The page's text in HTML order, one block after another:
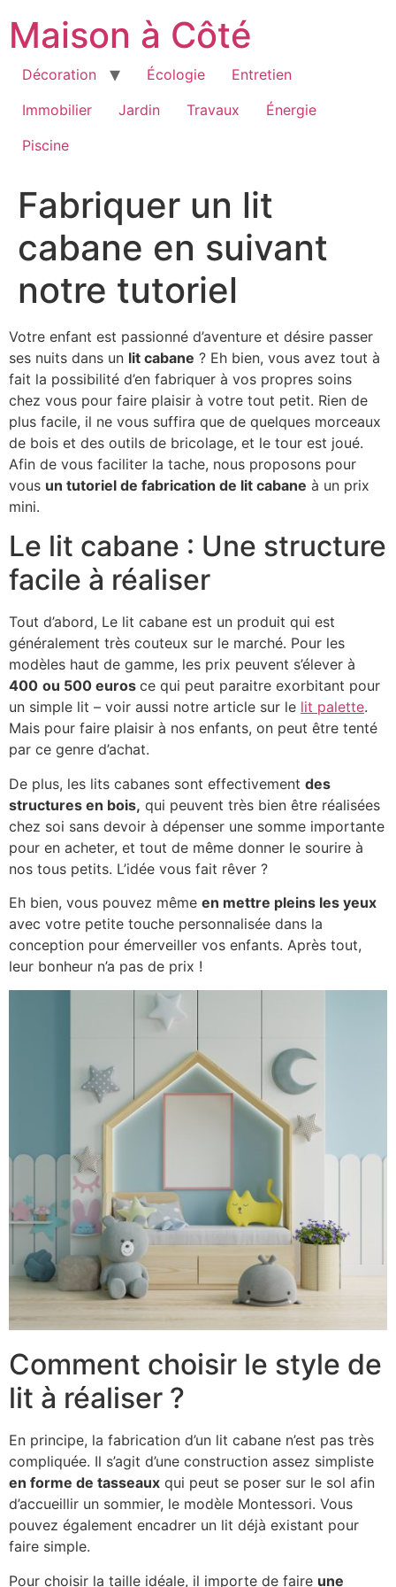
contenu
Maison à Côté
Décoration Écologie
Entretien
Immobilier
Jardin Travaux
Énergie
Piscine
Fabriquer un lit
cabane en suivant
notre tutoriel
Votre enfant est passionné d’aventure et désire passer
ses nuits dans un lit cabane ? Eh bien, vous avez tout à
fait la possibilité d’en fabriquer à vos propres soins
chez vous pour faire plaisir à votre tout petit. Rien de
plus facile, il ne vous suffira que de quelques morceaux
de bois et des outils de bricolage, et le tour est joué.
Afin de vous faciliter la tache, nous proposons pour
vous un tutoriel de fabrication de lit cabane à un prix
mini.
Le lit cabane : Une structure
facile à réaliser
Tout d’abord, Le lit cabane est un produit qui est
généralement très couteux sur le marché. Pour les
modèles haut de gamme, les prix peuvent s’élever à
400 ou 500 euros ce qui peut paraitre exorbitant pour
un simple lit – voir aussi notre article sur le lit palette.
Mais pour faire plaisir à nos enfants, on peut être tenté
par ce genre d’achat.
De plus, les lits cabanes sont effectivement des
structures en bois, qui peuvent très bien être réalisées
chez soi sans devoir à dépenser une somme importante
pour en acheter, et tout de même donner le sourire à
nos tous petits. L’idée vous fait rêver ?
Eh bien, vous pouvez même en mettre pleins les yeux
avec votre petite touche personnalisée dans la
conception pour émerveiller vos enfants. Après tout,
leur bonheur n’a pas de prix !
Comment choisir le style de
lit à réaliser ?
En principe, la fabrication d’un lit cabane n’est pas très
compliquée. Il s’agit d’une construction assez simpliste
en forme de tasseaux qui peut se poser sur le sol afin
d’accueillir un sommier, le modèle Montessori. Vous
pouvez également encadrer un lit déjà existant pour
faire simple.
Pour choisir la taille idéale, il importe de faire une